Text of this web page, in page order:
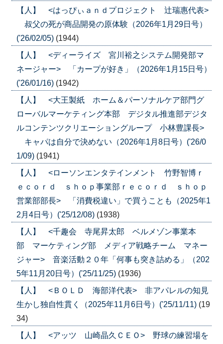
【人】 <はっぴぃａｎｄプロジェクト 辻瑞惠代表>
叔父の死が商品開発の原体験（2026年1月29日号）
('26/02/05) (1944)
【人】 <ディーライズ 宮川裕之システム開発部マ
ネージャー> 「カープが好き」（2026年1月15日号）
('26/01/16) (1942)
【人】 <大王製紙 ホーム＆パーソナルケア部門グ
ローバルマーケティング本部 デジタル推進部デジタ
ルコンテンツクリエーショングループ 小林豊課長>
キャパは自分で決めない（2026年1月8日号）('26/0
1/09) (1941)
【人】 <ローソンエンタテインメント 竹野智博ｒ
ｅｃｏｒｄ ｓｈｏｐ事業部ｒｅｃｏｒｄ ｓｈｏｐ
営業部部長> 「消費税違い」で買うことも（2025年1
2月4日号）('25/12/08) (1938)
【人】 <千趣会 寺尾昇太郎 ベルメゾン事業本
部 マーケティング部 メディア戦略チーム マネー
ジャー> 音楽活動２０年「何事も突き詰める」（202
5年11月20日号）('25/11/25) (1936)
【人】 <ＢＯＬＤ 海部洋代表> 非アパレルの知見
生かし独自性貫く（2025年11月6日号）('25/11/11) (19
34)
【人】 <アッツ 山崎晶久ＣＥＯ> 野球の練習場を